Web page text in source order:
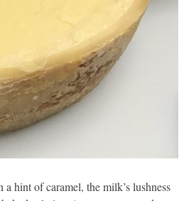
hint of caramel, the milk’s lushness